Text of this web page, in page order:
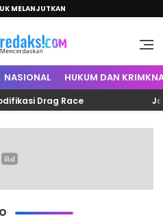
MELANJUTKAN
Redaksi
NASIONAL HUKUM DAN
Drag Race Jaga